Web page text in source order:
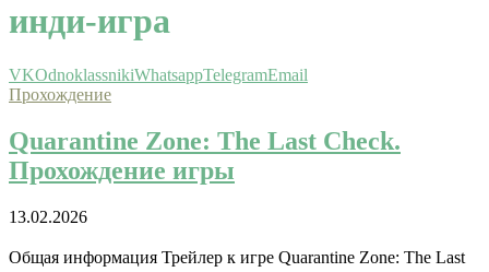
инди-игра
VKOdnoklassnikiWhatsappTelegramEmail
Прохождение
Quarantine Zone: The Last Check.
Прохождение игры
13.02.2026
Общая информация Трейлер к игре Quarantine Zone: The Last